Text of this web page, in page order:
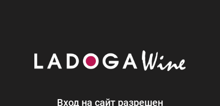
Вход на сайт разрешен